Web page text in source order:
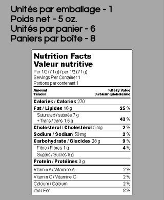
Unités par emballage - 1
Poids net - 5 oz.
Unités par panier - 6
Paniers par boîte - 8